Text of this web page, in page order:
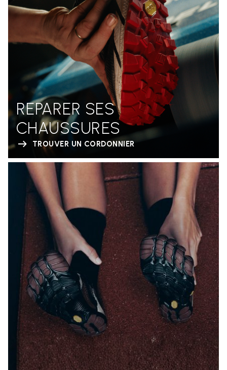
REPARER SES
CHAUSSURES
TROUVER UN CORDONNIER